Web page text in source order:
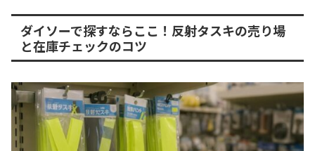
ダイソーで探すならここ！反射タスキの売り場
と在庫チェックのコツ